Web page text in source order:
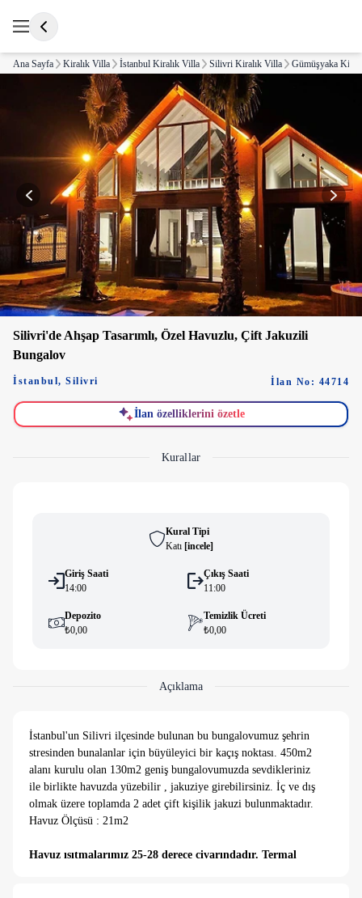
Ana Sayfa Kiralık Villa İstanbul Kiralık Villa Silivri Kiralık Villa Gümüşyaka
Silivri'de Ahşap Tasarımlı, Özel Havuzlu, Çift Jakuzili
Bungalov
İstanbul, Silivri İlan No: 44714
İlan özelliklerini özetle
Kurallar
Kural Tipi
Katı [i̇ncele]
Giriş Saati
14:00
Çıkış Saati
11:00
Depozito
₺0,00
Temizlik Ücreti
₺0,00
Açıklama
İstanbul'un Silivri ilçesinde bulunan bu bungalovumuz şehrin
stresinden bunalanlar için büyüleyici bir kaçış noktası. 450m2
alanı kurulu olan 130m2 geniş bungalovumuzda sevdikleriniz
ile birlikte havuzda yüzebilir , jakuziye girebilirsiniz. İç ve dış
olmak üzere toplamda 2 adet çift kişilik jakuzi bulunmaktadır.
Havuz Ölçüsü : 21m2
Havuz ısıtmalarımız 25-28 derece civarındadır. Termal